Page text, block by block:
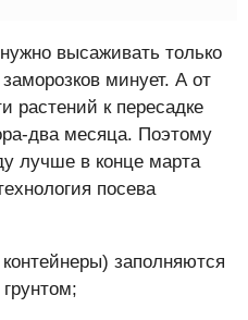
высаживать только
заморозков минует. А от
растений к пересадке
два месяца. Поэтому
лучше в конце марта
посева
заполняются